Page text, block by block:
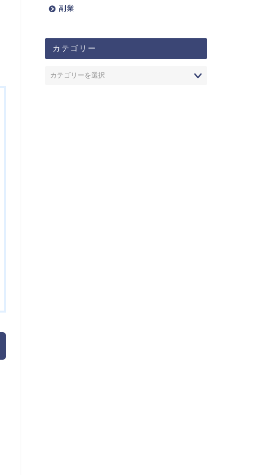
副業
カテゴリー